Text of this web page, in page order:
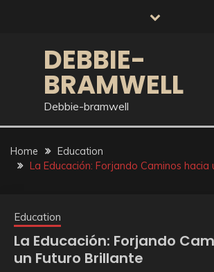
DEBBIE-
BRAMWELL
Debbie-bramwell
Home
Education
La Educación: Forjando Caminos hacia
Education
La Educación: Forjando
un Futuro Brillante